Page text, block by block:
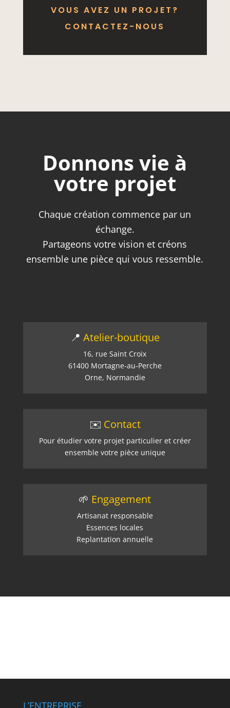
VOUS AVEZ UN PROJET?
CONTACTEZ-NOUS
Donnons vie à
votre projet
Chaque création commence par un
échange.
Partageons votre vision et créons
ensemble une pièce qui vous ressemble.
📍 Atelier-boutique
16, rue Saint Croix
61400 Mortagne-au-Perche
Orne, Normandie
✉️ Contact
Pour étudier votre projet particulier et créer
ensemble votre pièce unique
🌱 Engagement
Artisanat responsable
Essences locales
Replantation annuelle
L’ENTREPRISE